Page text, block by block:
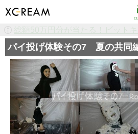
ロ
パイ投げ体験その7 夏の共同